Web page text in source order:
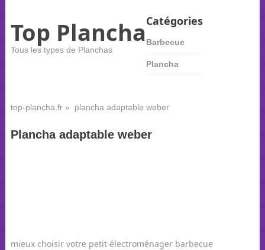
Top Plancha
Tous les types de Planchas
Catégories
Barbecue
Plancha
top-plancha.fr» plancha adaptable weber
Plancha adaptable weber
mieux choisir votre petit électroménager barbecue